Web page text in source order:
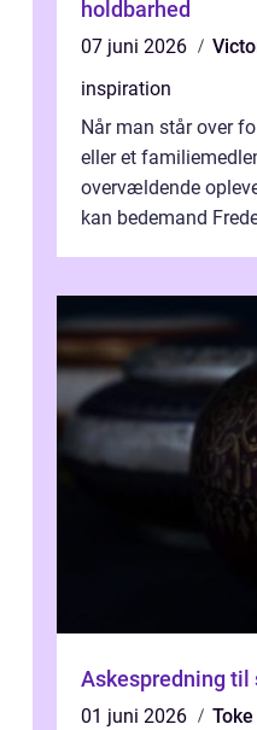
holdbarhed
07 juni 2026
inspiration
Når man står over
eller et
overvældende
kan bedemand
Askespredning til
01 juni 2026